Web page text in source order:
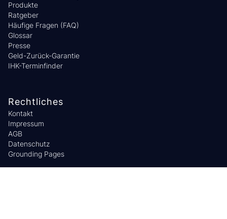
Produkte
Ratgeber
Häufige Fragen (FAQ)
Glossar
Presse
Geld-Zurück-Garantie
IHK-Terminfinder
Rechtliches
Kontakt
Impressum
AGB
Datenschutz
Grounding Pages